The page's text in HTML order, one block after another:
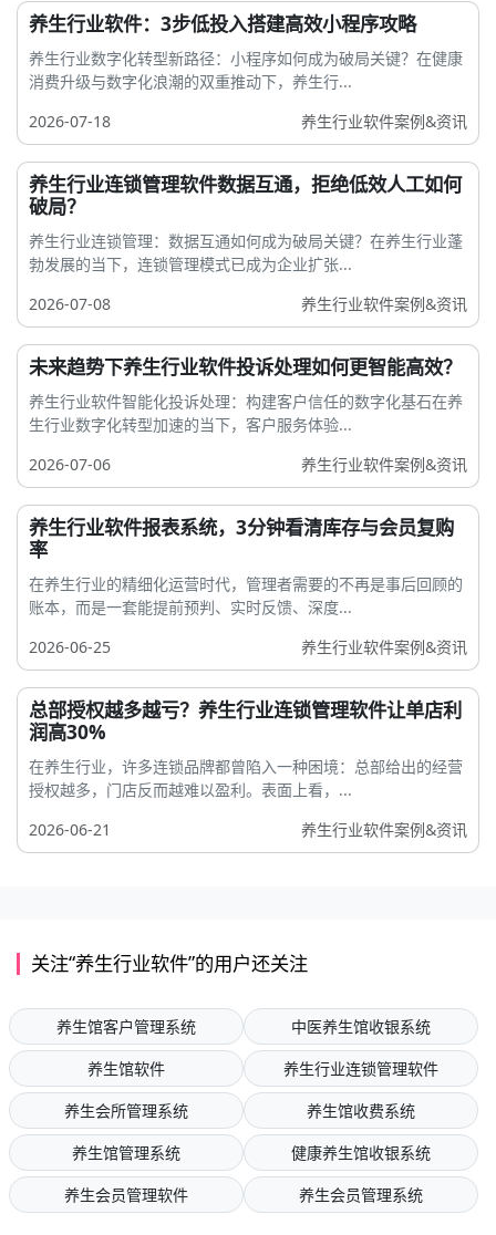
养生行业软件：3步低投入搭建高效小程序攻略
养生行业数字化转型新路径：小程序如何成为破局关键？在健康
消费升级与数字化浪潮的双重推动下，养生行...
2026-07-18
养生行业软件案例&资讯
养生行业连锁管理软件数据互通，拒绝低效人工如何
破局？
养生行业连锁管理：数据互通如何成为破局关键？在养生行业蓬
勃发展的当下，连锁管理模式已成为企业扩张...
2026-07-08
养生行业软件案例&资讯
未来趋势下养生行业软件投诉处理如何更智能高效？
养生行业软件智能化投诉处理：构建客户信任的数字化基石在养
生行业数字化转型加速的当下，客户服务体验...
2026-07-06
养生行业软件案例&资讯
养生行业软件报表系统，3分钟看清库存与会员复购
率
在养生行业的精细化运营时代，管理者需要的不再是事后回顾的
账本，而是一套能提前预判、实时反馈、深度...
2026-06-25
养生行业软件案例&资讯
总部授权越多越亏？养生行业连锁管理软件让单店利
润高30%
在养生行业，许多连锁品牌都曾陷入一种困境：总部给出的经营
授权越多，门店反而越难以盈利。表面上看，...
2026-06-21
养生行业软件案例&资讯
关注“养生行业软件”的用户还关注
养生馆客户管理系统
中医养生馆收银系统
养生馆软件
养生行业连锁管理软件
养生会所管理系统
养生馆收费系统
养生馆管理系统
健康养生馆收银系统
养生会员管理软件
养生会员管理系统